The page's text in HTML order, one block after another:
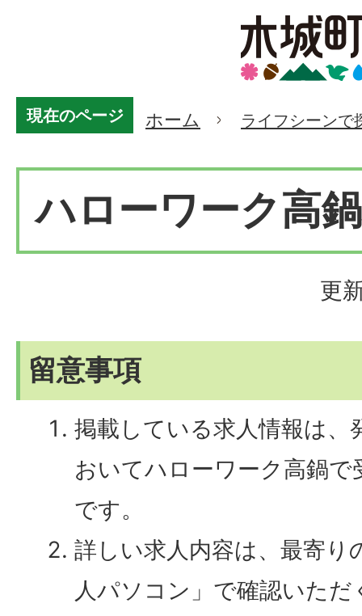
現在のページ ホーム ライフシーンで
ハローワーク高
更
留意事項
掲載している求人情報は、
おいてハローワーク高鍋
です。
詳しい求人内容は、最寄り
人パソコン」で確認いた